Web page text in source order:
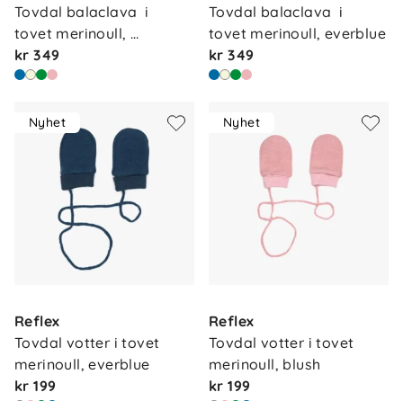
Tovdal balaclava  i
tovet merinoull,
olivegre…
kr 349
Tovdal balaclava  i
tovet merinoull, everblue
kr 349
Nyhet
Reflex
Tovdal votter i tovet
merinoull, everblue
kr 199
Nyhet
Reflex
Tovdal votter i tovet
merinoull, blush
kr 199